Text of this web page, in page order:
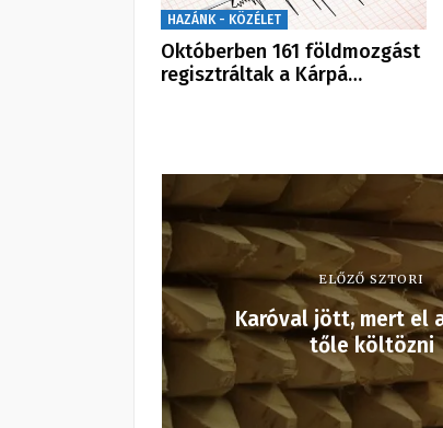
HAZÁNK - KÖZÉLET
Októberben 161 földmozgást
regisztráltak a Kárpá…
ELŐZŐ SZTORI
Karóval jött, mert el
tőle költözni